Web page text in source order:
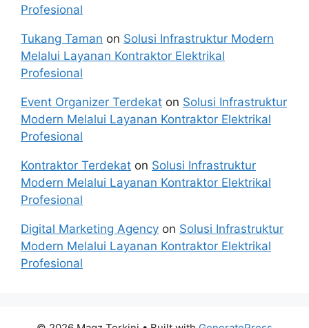
Profesional
Tukang Taman on Solusi Infrastruktur Modern
Melalui Layanan Kontraktor Elektrikal
Profesional
Event Organizer Terdekat on Solusi Infrastruktur
Modern Melalui Layanan Kontraktor Elektrikal
Profesional
Kontraktor Terdekat on Solusi Infrastruktur
Modern Melalui Layanan Kontraktor Elektrikal
Profesional
Digital Marketing Agency on Solusi Infrastruktur
Modern Melalui Layanan Kontraktor Elektrikal
Profesional